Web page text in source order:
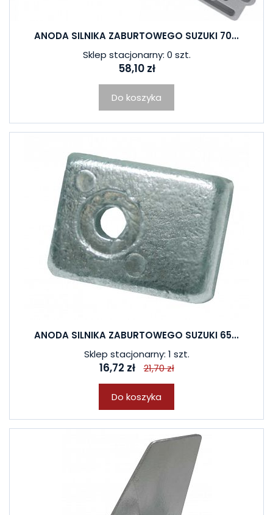
ANODA SILNIKA ZABURTOWEGO SUZUKI 70...
Sklep stacjonarny: 0 szt.
58,10 zł
Do koszyka
ANODA SILNIKA ZABURTOWEGO SUZUKI 65...
Sklep stacjonarny: 1 szt.
16,72 zł 21,70 zł
Do koszyka